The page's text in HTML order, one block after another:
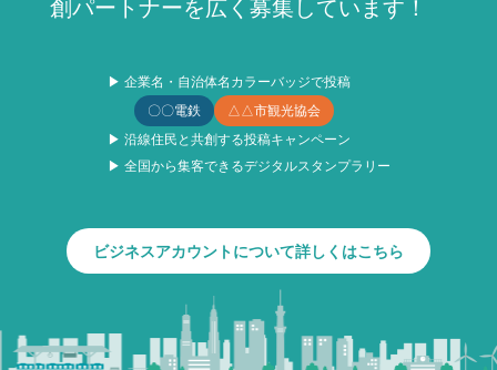
創パートナーを広く募集しています！
▶ 企業名・自治体名カラーバッジで投稿
〇〇電鉄
△△市観光協会
▶ 沿線住民と共創する投稿キャンペーン
▶ 全国から集客できるデジタルスタンプラリー
ビジネスアカウントについて詳しくはこちら